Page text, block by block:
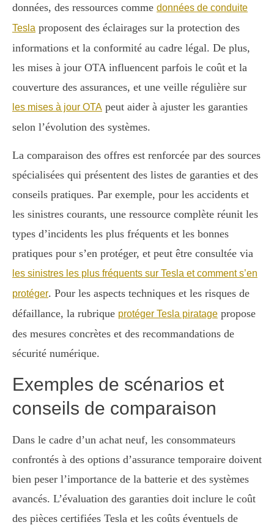
données, des ressources comme données de conduite
Tesla proposent des éclairages sur la protection des
informations et la conformité au cadre légal. De plus,
les mises à jour OTA influencent parfois le coût et la
couverture des assurances, et une veille régulière sur
les mises à jour OTA peut aider à ajuster les garanties
selon l’évolution des systèmes.
La comparaison des offres est renforcée par des sources
spécialisées qui présentent des listes de garanties et des
conseils pratiques. Par exemple, pour les accidents et
les sinistres courants, une ressource complète réunit les
types d’incidents les plus fréquents et les bonnes
pratiques pour s’en protéger, et peut être consultée via
les sinistres les plus fréquents sur Tesla et comment s’en
protéger. Pour les aspects techniques et les risques de
défaillance, la rubrique protéger Tesla piratage propose
des mesures concrètes et des recommandations de
sécurité numérique.
Exemples de scénarios et
conseils de comparaison
Dans le cadre d’un achat neuf, les consommateurs
confrontés à des options d’assurance temporaire doivent
bien peser l’importance de la batterie et des systèmes
avancés. L’évaluation des garanties doit inclure le coût
des pièces certifiées Tesla et les coûts éventuels de